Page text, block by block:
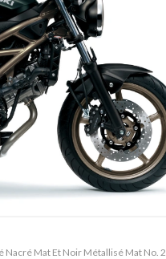
Nacré Mat Et Noir Métallisé Mat No. 2